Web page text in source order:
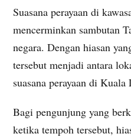
Suasana perayaan di
mencerminkan sambutan
negara. Dengan hiasan
tersebut menjadi antara
suasana perayaan di Kuala
Bagi pengunjung yang
ketika tempoh tersebut,